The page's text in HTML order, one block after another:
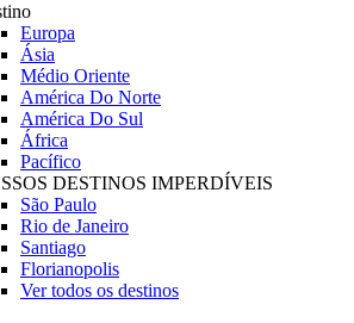
Europa
Ásia
Médio Oriente
América Do Norte
América Do Sul
África
Pacífico
DESTINOS IMPERDÍVEIS
São Paulo
Rio de Janeiro
Santiago
Florianopolis
Ver todos os destinos